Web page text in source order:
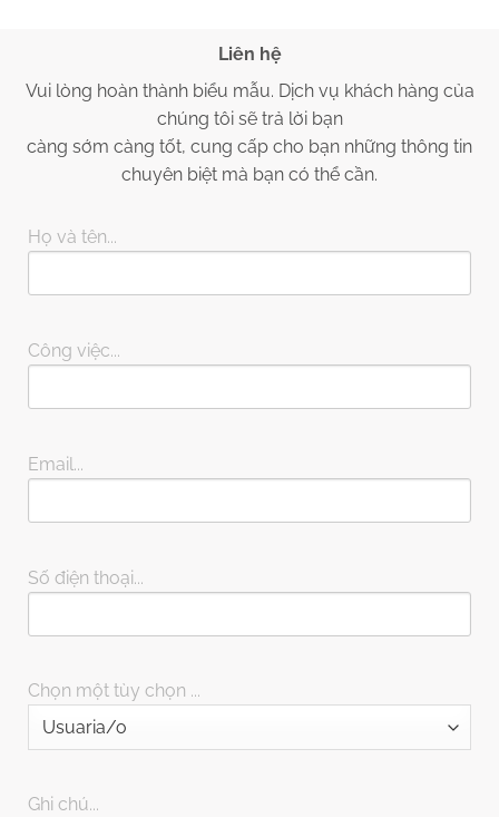
Liên hệ
Vui lòng hoàn thành biểu mẫu. Dịch vụ khách hàng của
chúng tôi sẽ trả lời bạn
càng sớm càng tốt, cung cấp cho bạn những thông tin
chuyên biệt mà bạn có thể cần.
Họ và tên...
Công việc...
Email...
Số điện thoại...
Chọn một tùy chọn ...
Ghi chú...